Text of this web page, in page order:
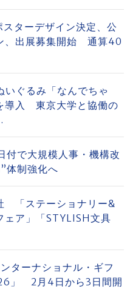
スターデザイン決定、公
、出展募集開始 通算40
ぐるみ「なんでちゃ
導入 東京大学と協働の
付で大規模人事・機構改
制強化へ
「ステーショナリー&
ェア」「STYLISH文具
ターナショナル・ギフ
」 2月4日から3日間開